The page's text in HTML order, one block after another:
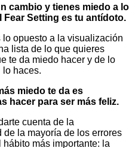
cambio y tienes miedo a lo
Setting es tu antídoto.
opuesto a la visualización
lista de lo que quieres
te da miedo hacer y de lo
lo haces.
miedo te da es
hacer para ser más feliz.
cuenta de la
la mayoría de los errores
más importante: la